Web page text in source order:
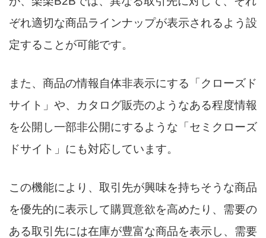
ぞれ適切な商品ラインナップが表示されるよう設
定することが可能です。
また、商品の情報自体非表示にする「クローズド
サイト」や、カタログ販売のようなある程度情報
を公開し一部非公開にするような「セミクローズ
ドサイト」にも対応しています。
この機能により、取引先が興味を持ちそうな商品
を優先的に表示して購買意欲を高めたり、需要の
ある取引先には在庫が豊富な商品を表示し、需要